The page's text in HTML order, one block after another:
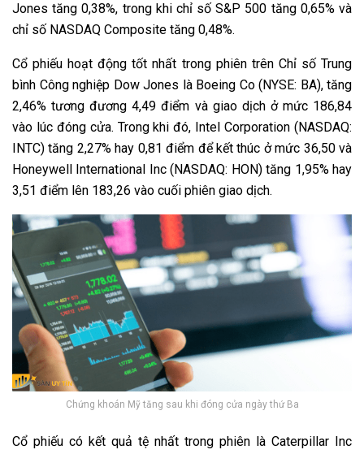
Jones tăng 0,38%, trong khi chỉ số S&P 500 tăng 0,65% và
chỉ số NASDAQ Composite tăng 0,48%.
Cổ phiếu hoạt động tốt nhất trong phiên trên Chỉ số Trung
bình Công nghiệp Dow Jones là Boeing Co (NYSE: BA), tăng
2,46% tương đương 4,49 điểm và giao dịch ở mức 186,84
vào lúc đóng cửa. Trong khi đó, Intel Corporation (NASDAQ:
INTC) tăng 2,27% hay 0,81 điểm để kết thúc ở mức 36,50 và
Honeywell International Inc (NASDAQ: HON) tăng 1,95% hay
3,51 điểm lên 183,26 vào cuối phiên giao dịch.
Chứng khoán Mỹ tăng sau khi đóng cửa ngày thứ Ba
Cổ phiếu có kết quả tệ nhất trong phiên là Caterpillar Inc